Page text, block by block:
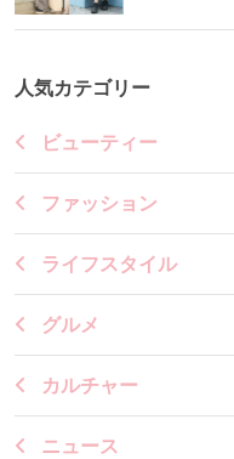
人気カテゴリー
ビューティー
ファッション
ライフスタイル
グルメ
カルチャー
ニュース